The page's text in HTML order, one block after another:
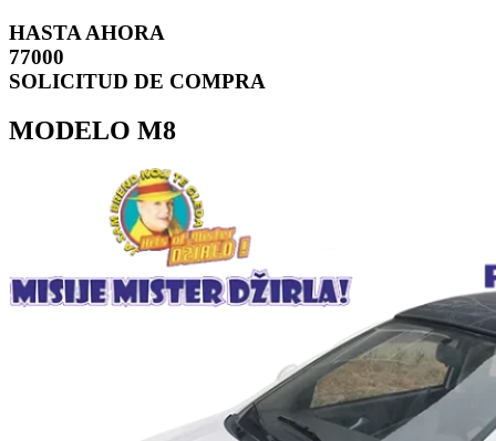
HASTA AHORA
77000
SOLICITUD DE COMPRA
MODELO M8